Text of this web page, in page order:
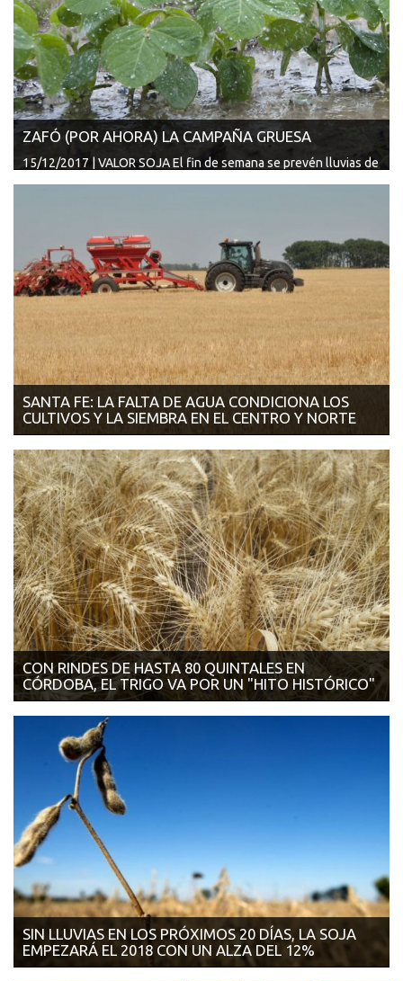
ZAFÓ (POR AHORA) LA CAMPAÑA GRUESA
15/12/2017 | VALOR SOJA El fin de semana se prevén lluvias de
SANTA FE: LA FALTA DE AGUA CONDICIONA LOS
CULTIVOS Y LA SIEMBRA EN EL CENTRO Y NORTE
maíz, el a...
CON RINDES DE HASTA 80 QUINTALES EN
CÓRDOBA, EL TRIGO VA POR UN "HITO HISTÓRICO"
en la zona núcl...
SIN LLUVIAS EN LOS PRÓXIMOS 20 DÍAS, LA SOJA
EMPEZARÁ EL 2018 CON UN ALZA DEL 12%